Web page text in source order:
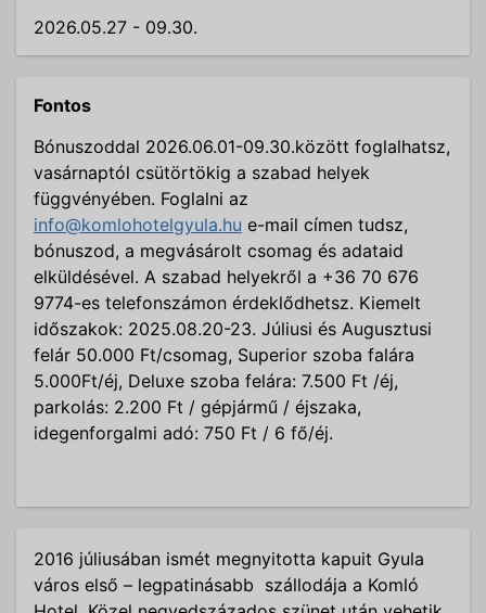
2026.05.27 - 09.30.
Fontos
Bónuszoddal 2026.06.01-09.30.között foglalhatsz,
vasárnaptól csütörtökig a szabad helyek
függvényében. Foglalni az
info@komlohotelgyula.hu e-mail címen tudsz,
bónuszod, a megvásárolt csomag és adataid
elküldésével. A szabad helyekről a +36 70 676
9774-es telefonszámon érdeklődhetsz. Kiemelt
időszakok: 2025.08.20-23. Júliusi és Augusztusi
felár 50.000 Ft/csomag, Superior szoba falára
5.000Ft/éj, Deluxe szoba felára: 7.500 Ft /éj,
parkolás: 2.200 Ft / gépjármű / éjszaka,
idegenforgalmi adó: 750 Ft / 6 fő/éj.
2016 júliusában ismét megnyitotta kapuit Gyula
város első – legpatinásabb szállodája a Komló